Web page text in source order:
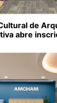
de
abre